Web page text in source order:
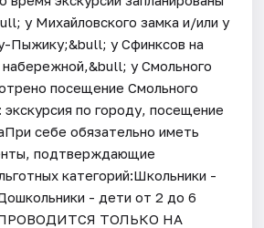
у Михайловского замка и/или у
Пыжику;&bull; у Сфинксов на
набережной,&bull; у Смольного
посещение Смольного
по городу, посещение
себе обязательно иметь
подтверждающие
категорий:Школьники -
- дети от 2 до 6
ТОЛЬКО НА